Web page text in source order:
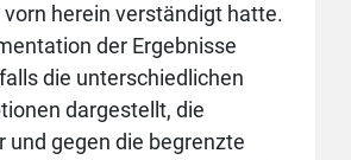
vorn herein verständigt hatte.
der Ergebnisse
die unterschiedlichen
dargestellt, die
und gegen die begrenzte